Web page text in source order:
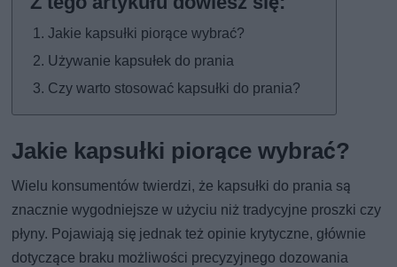
Jakie kapsułki piorące wybrać?
Używanie kapsułek do prania
Czy warto stosować kapsułki do prania?
Jakie kapsułki piorące wybrać?
Wielu konsumentów twierdzi, że kapsułki do prania są
znacznie wygodniejsze w użyciu niż tradycyjne proszki czy
płyny. Pojawiają się jednak też opinie krytyczne, głównie
dotyczące braku możliwości precyzyjnego dozowania